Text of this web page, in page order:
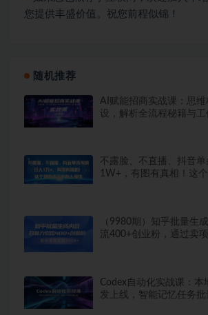
您提供丰盛价值。祝您前程似锦！
随机推荐
AI赋能招商实战课：思
设，解析全流程秘籍与工
不露脸、不直播、抖音单
1W+，有图有真相！这
（9980期）知乎批量生
流400+创业粉，通过卖
Codex自动化实战课：本
发上线，智能记忆任务批